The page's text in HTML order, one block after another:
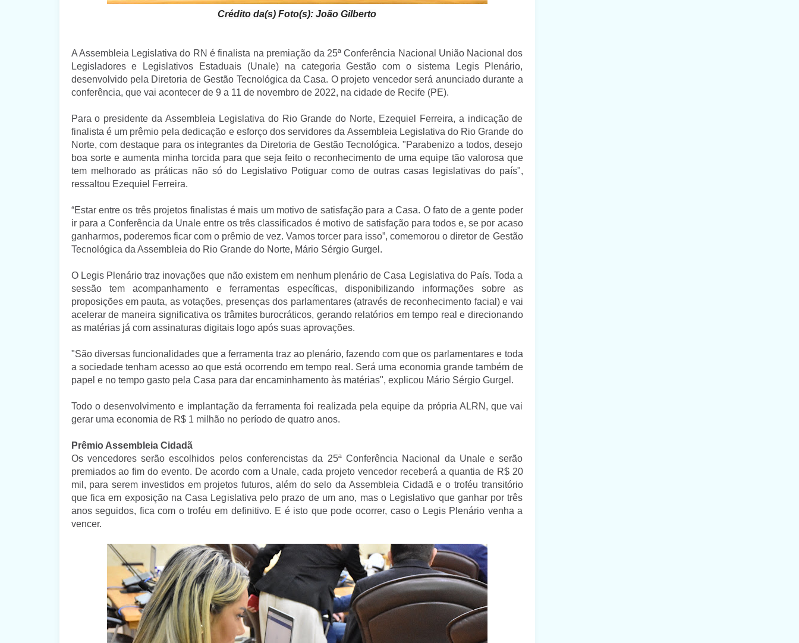
Crédito da(s) Foto(s): João Gilberto
A Assembleia Legislativa do RN é finalista na premiação da 25ª Conferência Nacional União Nacional dos
Legisladores e Legislativos Estaduais (Unale) na categoria Gestão com o sistema Legis Plenário,
desenvolvido pela Diretoria de Gestão Tecnológica da Casa. O projeto vencedor será anunciado durante a
conferência, que vai acontecer de 9 a 11 de novembro de 2022, na cidade de Recife (PE).
Para o presidente da Assembleia Legislativa do Rio Grande do Norte, Ezequiel Ferreira, a indicação de
finalista é um prêmio pela dedicação e esforço dos servidores da Assembleia Legislativa do Rio Grande do
Norte, com destaque para os integrantes da Diretoria de Gestão Tecnológica. "Parabenizo a todos, desejo
boa sorte e aumenta minha torcida para que seja feito o reconhecimento de uma equipe tão valorosa que
tem melhorado as práticas não só do Legislativo Potiguar como de outras casas legislativas do país",
ressaltou Ezequiel Ferreira.
“Estar entre os três projetos finalistas é mais um motivo de satisfação para a Casa. O fato de a gente poder
ir para a Conferência da Unale entre os três classificados é motivo de satisfação para todos e, se por acaso
ganharmos, poderemos ficar com o prêmio de vez. Vamos torcer para isso”, comemorou o diretor de Gestão
Tecnológica da Assembleia do Rio Grande do Norte, Mário Sérgio Gurgel.
O Legis Plenário traz inovações que não existem em nenhum plenário de Casa Legislativa do País. Toda a
sessão tem acompanhamento e ferramentas específicas, disponibilizando informações sobre as
proposições em pauta, as votações, presenças dos parlamentares (através de reconhecimento facial) e vai
acelerar de maneira significativa os trâmites burocráticos, gerando relatórios em tempo real e direcionando
as matérias já com assinaturas digitais logo após suas aprovações.
"São diversas funcionalidades que a ferramenta traz ao plenário, fazendo com que os parlamentares e toda
a sociedade tenham acesso ao que está ocorrendo em tempo real. Será uma economia grande também de
papel e no tempo gasto pela Casa para dar encaminhamento às matérias", explicou Mário Sérgio Gurgel.
Todo o desenvolvimento e implantação da ferramenta foi realizada pela equipe da própria ALRN, que vai
gerar uma economia de R$ 1 milhão no período de quatro anos.
Prêmio Assembleia Cidadã
Os vencedores serão escolhidos pelos conferencistas da 25ª Conferência Nacional da Unale e serão
premiados ao fim do evento. De acordo com a Unale, cada projeto vencedor receberá a quantia de R$ 20
mil, para serem investidos em projetos futuros, além do selo da Assembleia Cidadã e o troféu transitório
que fica em exposição na Casa Legislativa pelo prazo de um ano, mas o Legislativo que ganhar por três
anos seguidos, fica com o troféu em definitivo. E é isto que pode ocorrer, caso o Legis Plenário venha a
vencer.